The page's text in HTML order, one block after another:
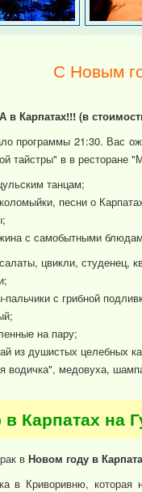
С Новым
Карпатах!!! (в
программы 21:30. Вас
тайстры" в в ресторане
танцам;
песни о
с самобытными
цвикли, студенец,
пальчики с грибной
на пару;
из душистых целебных
водичка", медовуха,
в Карпатах на
в Новом году в
в Криворивню,